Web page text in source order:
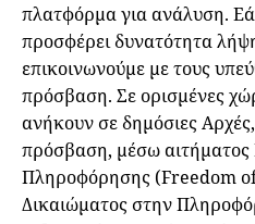
πλατφόρμα για ανάλυση.
προσφέρει δυνατότητα
επικοινωνούμε με τους
πρόσβαση. Σε ορισμένες
ανήκουν σε δημόσιες
πρόσβαση, μέσω αιτήματος
Πληροφόρησης (Freedom
Δικαιώματος στην